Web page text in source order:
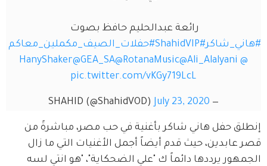
رائعة عبدالحليم حافظ بصوت
#ShahidVIP
#حفلات_الصيف_مكملين_معاكم
@GEA_SA@RotanaMusic
pic.twitter.com/vKGy719LcL
July 23, 2020
حفل هاني شاكر بأغنية في حب مصر، مباشرةً من
حيث قدم أيضاً أجمل الأغنيات التي ما زال
يرددها دائماً ك "علي الضحكاية"، "هو انتي لسه